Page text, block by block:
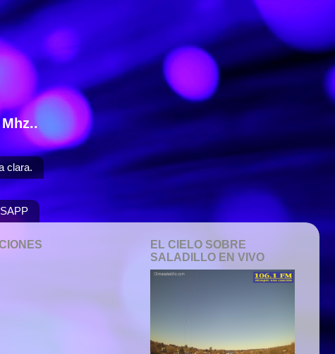
clara.
EL CIELO SOBRE
SALADILLO EN VIVO